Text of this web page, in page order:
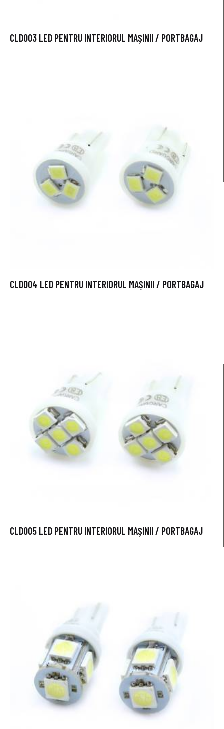
CLD003 LED PENTRU INTERIORUL MAȘINII / PORTBAGAJ
CLD004 LED PENTRU INTERIORUL MAȘINII / PORTBAGAJ
CLD005 LED PENTRU INTERIORUL MAȘINII / PORTBAGAJ